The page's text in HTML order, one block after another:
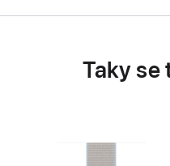
Taky se